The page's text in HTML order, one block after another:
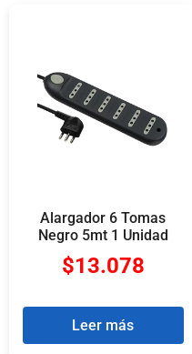
Alargador 6 Tomas
Negro 5mt 1 Unidad
$13.078
Leer más